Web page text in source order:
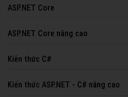
ASP.NET Core
ASP.NET Core nâng cao
Kiến thức C#
Kiến thức ASP.NET - C# nâng cao